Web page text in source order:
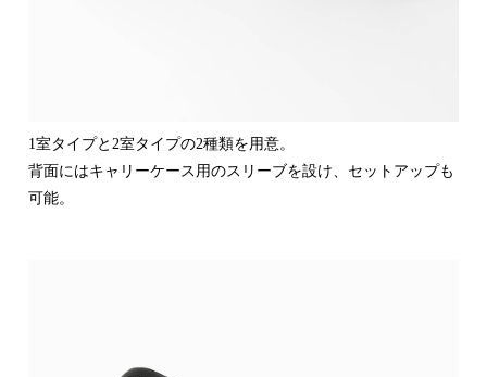
1室タイプと2室タイプの2種類を用意。
背面にはキャリーケース用のスリーブを設け、セットアップも
可能。